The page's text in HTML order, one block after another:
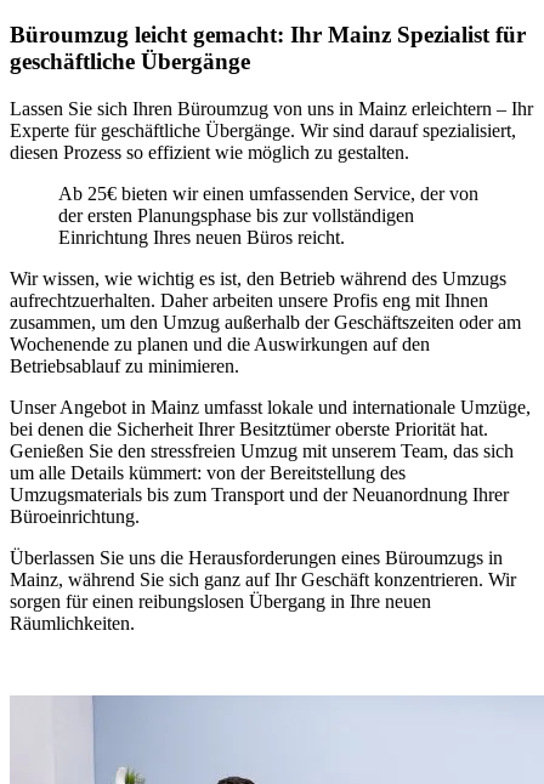
Büroumzug leicht gemacht: Ihr Mainz Spezialist für
geschäftliche Übergänge
Lassen Sie sich Ihren Büroumzug von uns in Mainz erleichtern – Ihr
Experte für geschäftliche Übergänge. Wir sind darauf spezialisiert,
diesen Prozess so effizient wie möglich zu gestalten.
Ab 25€ bieten wir einen umfassenden Service, der von
der ersten Planungsphase bis zur vollständigen
Einrichtung Ihres neuen Büros reicht.
Wir wissen, wie wichtig es ist, den Betrieb während des Umzugs
aufrechtzuerhalten. Daher arbeiten unsere Profis eng mit Ihnen
zusammen, um den Umzug außerhalb der Geschäftszeiten oder am
Wochenende zu planen und die Auswirkungen auf den
Betriebsablauf zu minimieren.
Unser Angebot in Mainz umfasst lokale und internationale Umzüge,
bei denen die Sicherheit Ihrer Besitztümer oberste Priorität hat.
Genießen Sie den stressfreien Umzug mit unserem Team, das sich
um alle Details kümmert: von der Bereitstellung des
Umzugsmaterials bis zum Transport und der Neuanordnung Ihrer
Büroeinrichtung.
Überlassen Sie uns die Herausforderungen eines Büroumzugs in
Mainz, während Sie sich ganz auf Ihr Geschäft konzentrieren. Wir
sorgen für einen reibungslosen Übergang in Ihre neuen
Räumlichkeiten.